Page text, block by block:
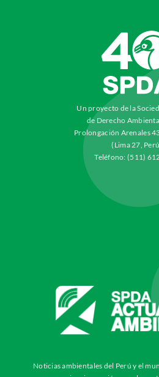
Un proyecto de la
de Derecho
Prolongación Arenales
(Lima 27,
Teléfono: (511)
Noticias ambientales del Perú y el